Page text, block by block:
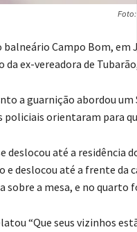
Foto:
Campo Bom,
da ex-vereadora de
a guarnição abordou
policiais orientaram para
deslocou até a residência
e deslocou até a frente
sobre a mesa, e no
“Que seus vizinhos